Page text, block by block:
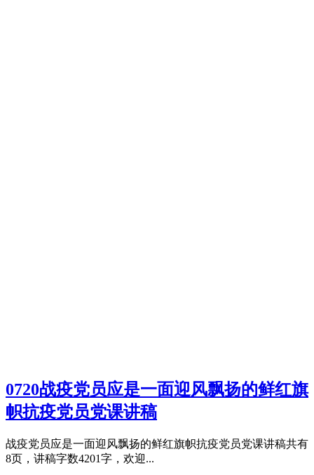
0720战疫党员应是一面迎风飘扬的鲜红旗
帜抗疫党员党课讲稿
战疫党员应是一面迎风飘扬的鲜红旗帜抗疫党员党课讲稿共有
8页，讲稿字数4201字，欢迎...